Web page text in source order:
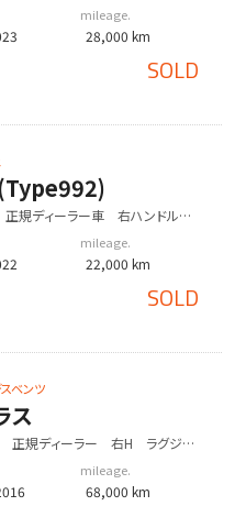
mileage.
28,000 km
SOLD
正規ディーラー車 右ハンドル
mileage.
22,000 km
SOLD
ベンツ
ス
正規ディーラー 右H ラグジュ
mileage.
68,000 km